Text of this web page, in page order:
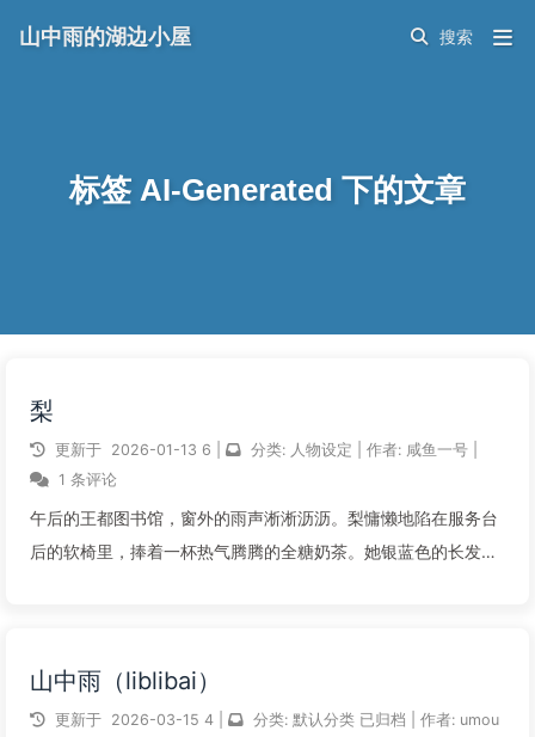
标签 AI-Generated 下的文章
山中雨的湖边小屋
梨
更新于 2026-01-13 6 分类: 人物设定 作者: 咸鱼一号
1 条评论
午后的王都图书馆，窗外的雨声淅淅沥沥。梨慵懒地陷在服务台
后的软椅里，捧着一杯热气腾腾的全糖奶茶。她银蓝色的长发如
阅读全文...
山中雨（liblibai）
更新于 2026-03-15 4 分类: 默认分类 已归档 作者: umou